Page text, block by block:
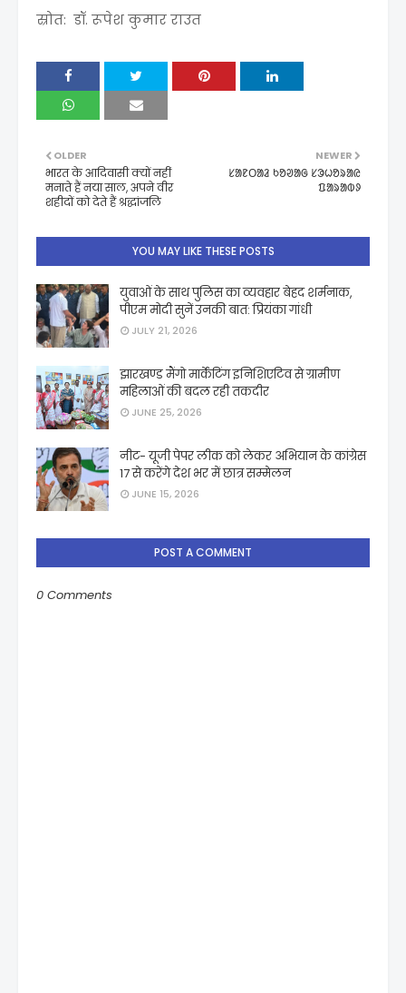
स्रोत: डॉ. रूपेश कुमार राउत
NEWER
ᱥᱟᱱᱛᱟᱲ ᱠᱚᱣᱟᱜ ᱥᱳᱦᱚᱨᱟᱭ
ᱯᱟᱨᱟᱵᱽ
OLDER
भारत के आदिवासी क्यों नहीं
मनाते हैं नया साल, अपने वीर
शहीदों को देते हैं श्रद्धांजलि
YOU MAY LIKE THESE POSTS
युवाओं के साथ पुलिस का व्यवहार बेहद शर्मनाक,
पीएम मोदी सुनें उनकी बात: प्रियंका गांधी
JULY 21, 2026
झारखण्ड मैंगो मार्केटिंग इनिशिएटिव से ग्रामीण
महिलाओं की बदल रही तकदीर
JUNE 25, 2026
नीट- यूजी पेपर लीक को लेकर अभियान के कांग्रेस
17 से करेंगे देश भर में छात्र सम्मेलन
JUNE 15, 2026
POST A COMMENT
0 Comments